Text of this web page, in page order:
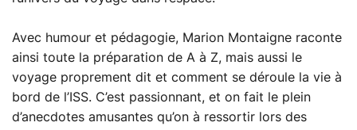
Avec humour et pédagogie, Marion Montaigne raconte
ainsi toute la préparation de A à Z, mais aussi le
voyage proprement dit et comment se déroule la vie à
bord de l’ISS. C’est passionnant, et on fait le plein
d’anecdotes amusantes qu’on à ressortir lors des